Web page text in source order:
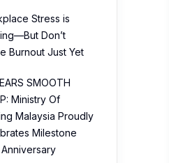
Stress is
Don’t
Burnout Just Yet
SMOOTH
Ministry Of
Malaysia Proudly
Milestone